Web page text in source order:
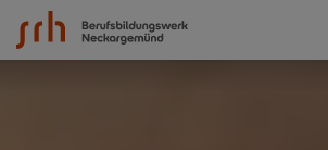
Zum Inhalt springen